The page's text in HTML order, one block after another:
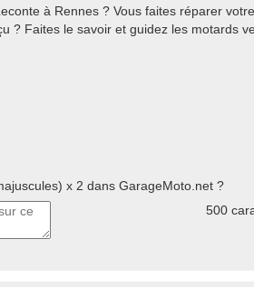
à Rennes ? Vous faites réparer
? Faites le savoir et guidez les motards
x 2 dans GarageMoto.net ?
500